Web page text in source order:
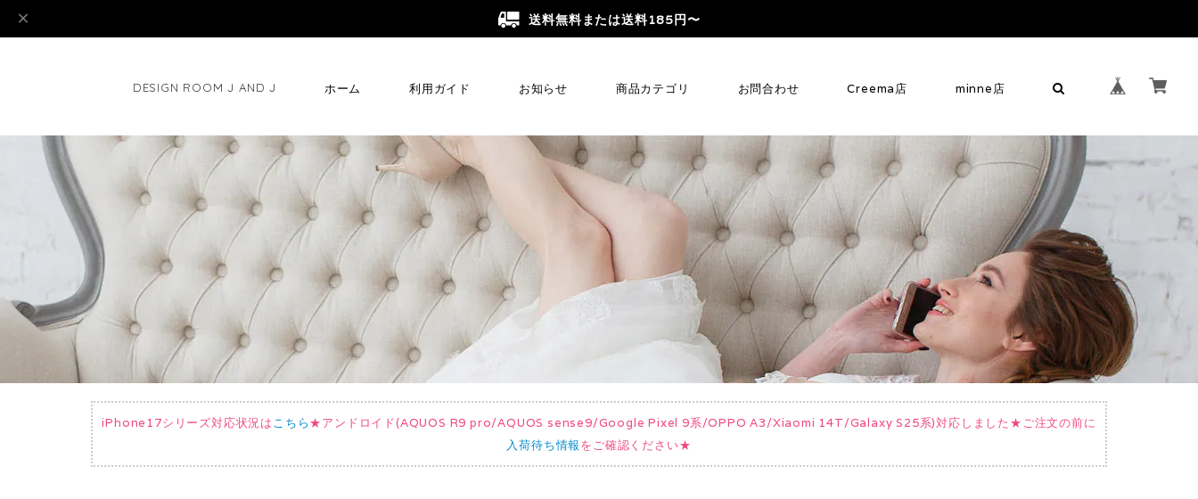
送料無料または送料185円〜
DESIGN ROOM J AND J ホーム 利用ガイド お知らせ 商品カテゴリ お問合わせ Creema店 minne店
iPhone17シリーズ対応状況はこちら★アンドロイド(AQUOS R9 pro/AQUOS sense9/Google Pixel 9系/OPPO A3/Xiaomi 14T/Galaxy S25系)対応しました★ご注文の前に
入荷待ち情報をご確認ください★